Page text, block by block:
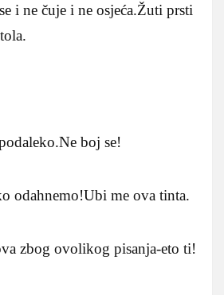
i ne čuje i ne osjeća.Žuti prsti
boj se!
odahnemo!Ubi me ova tinta.
zbog ovolikog pisanja-eto ti!